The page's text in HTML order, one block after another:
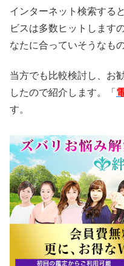
インターネット検索する
ビスは多数ヒットします
なたに合っていそうなも
当方でも比較検討し、お
したので紹介します。「
す。